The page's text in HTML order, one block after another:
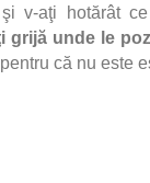
v-aţi hotărât
grijă unde le
că nu este